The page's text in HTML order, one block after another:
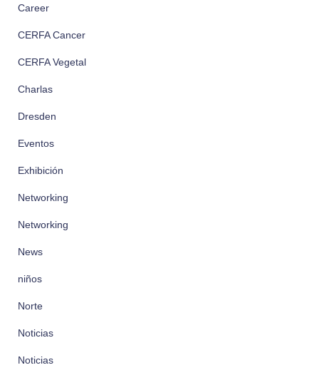
Career
CERFA Cancer
CERFA Vegetal
Charlas
Dresden
Eventos
Exhibición
Networking
Networking
News
niños
Norte
Noticias
Noticias